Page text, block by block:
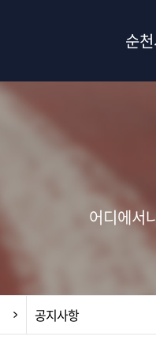
순
어디에서
공지사항